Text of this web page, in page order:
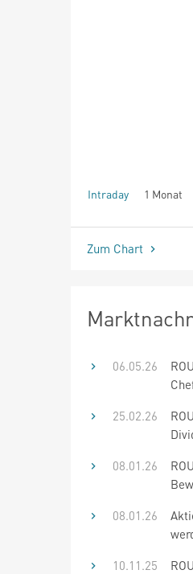
Intraday 1 Monat
seit Beginn
Zum Chart
06.05.26
25.02.26
08.01.26
08.01.26
10.11.25